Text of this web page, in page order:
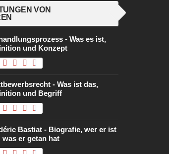
VON
- Was es ist,
und Konzept
- Was ist das,
und Begriff
Bastiat - Biografie, wer er ist
was er getan hat